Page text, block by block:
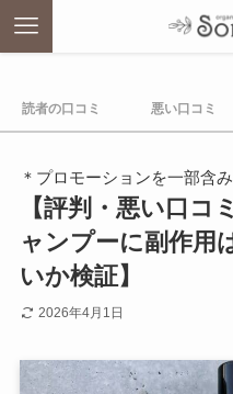
読者の口コミ 悪い口コミ
＊プロモーションを一部含
【評判・悪い口コ
ャンプーに副作用
いか検証】
2026年4月1日